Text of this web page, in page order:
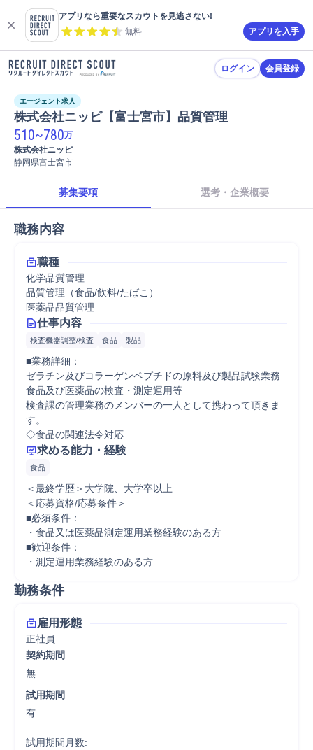
アプリなら重要なスカウトを見逃さない!
無料
アプリを入手
ログイン 会員登録
エージェント求人
株式会社ニッピ【富士宮市】品質管理
510~780万
株式会社ニッピ
静岡県富士宮市
募集要項 選考・企業概要
職務内容
職種
化学品質管理
品質管理（食品/飲料/たばこ）
医薬品品質管理
仕事内容
検査機器調整/検査 食品 製品
■業務詳細：
ゼラチン及びコラーゲンペプチドの原料及び製品試験業務
食品及び医薬品の検査・測定運用等
検査課の管理業務のメンバーの一人として携わって頂きま
す。
求める能力・経験
食品
＜最終学歴＞大学院、大学卒以上
＜応募資格/応募条件＞
■必須条件：
・食品又は医薬品測定運用業務経験のある方
■歓迎条件：
・測定運用業務経験のある方
勤務条件
雇用形態
正社員
契約期間
無
試用期間
有
試用期間月数: